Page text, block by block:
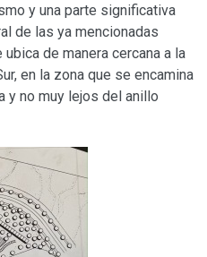
y una parte significativa
de las ya mencionadas
de manera cercana a la
en la zona que se encamina
y no muy lejos del anillo